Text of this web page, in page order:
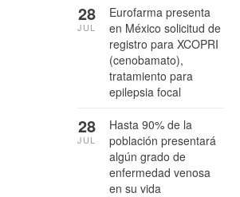
Eurofarma presenta
en México solicitud de
registro para XCOPRI
(cenobamato),
tratamiento para
epilepsia focal
28
JUL
Hasta 90% de la
población presentará
algún grado de
enfermedad venosa
en su vida
28
JUL